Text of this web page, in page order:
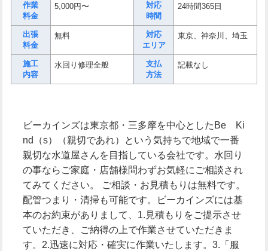
作業
料金
5,000円〜
対応
時間
24時間365日
出張
料金
無料
対応
エリア
東京、神奈川、埼玉
施工
内容
水回り修理全般
支払
方法
記載なし
ビーカインズは東京都・三多摩を中心としたBe Ki
nd（s）（親切であれ）という気持ちで地域で一番
親切な水道屋さんを目指している会社です。水回り
の事ならご家庭・店舗様問わずお気軽にご相談され
てみてください。 ご相談・お見積もりは無料です。
配管つまり・清掃も可能です。ビーカインズには基
本のお約束がありまして、1.見積もりをご提示させ
ていただき、ご納得の上で作業させていただきま
す。2.迅速に対応・確実に作業いたします。3.「服